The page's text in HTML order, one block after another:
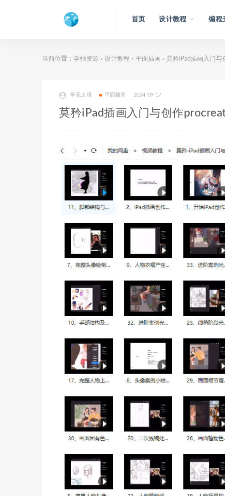
首页 设计教程 编程
当前位置： 学驰资源 > 设计教程 > 平面插画 > 莫矜iPad插画入门与
学无止境 平面插画 2024-09-17
莫矜iPad插画入门与创作